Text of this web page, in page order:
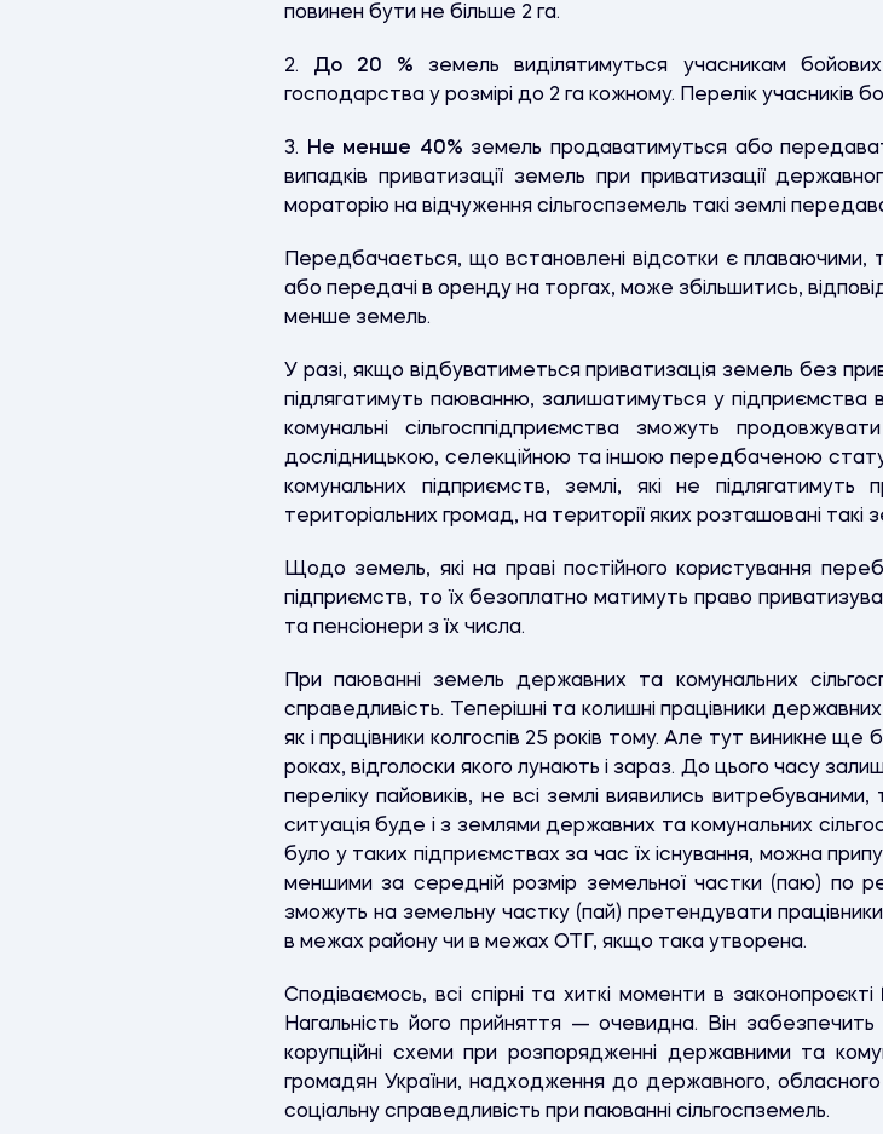
повинен бути не більше 2 га.
2. До 20 % земель виділятимуться учасникам
господарства у розмірі до 2 га кожному. Перелік
3. Не менше 40% земель продаватимуться або
випадків приватизації земель при приватизації
мораторію на відчуження сільгоспземель такі землі
Передбачається, що встановлені відсотки є
або передачі в оренду на торгах, може збільшитись,
менше земель.
У разі, якщо відбуватиметься приватизація земель без
підлягатимуть паюванню, залишатимуться у підприємства
комунальні сільгосппідприємства зможуть
дослідницькою, селекційною та іншою передбаченою
комунальних підприємств, землі, які не підлягатимуть
територіальних громад, на території яких розташовані такі
Щодо земель, які на праві постійного користування
підприємств, то їх безоплатно матимуть право
та пенсіонери з їх числа.
При паюванні земель державних та комунальних
справедливість. Теперішні та колишні працівники
як і працівники колгоспів 25 років тому. Але тут виникне
роках, відголоски якого лунають і зараз. До цього часу
переліку пайовиків, не всі землі виявились
ситуація буде і з землями державних та комунальних
було у таких підприємствах за час їх існування, можна
меншими за середній розмір земельної частки (паю) по
зможуть на земельну частку (пай) претендувати
в межах району чи в межах ОТГ, якщо така утворена.
Сподіваємось, всі спірні та хиткі моменти в
Нагальність його прийняття — очевидна. Він
корупційні схеми при розпорядженні державними та
громадян України, надходження до державного,
соціальну справедливість при паюванні сільгоспземель.